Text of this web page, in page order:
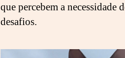
que percebem a necessidade
desafios.